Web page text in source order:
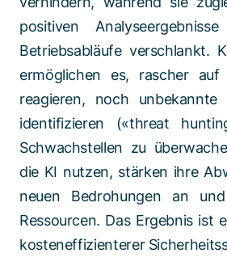
positiven
Betriebsabläufe verschlankt.
ermöglichen es, rascher
reagieren, noch unbekannte
identifizieren («threat
Schwachstellen zu
die KI nutzen, stärken ihre
neuen Bedrohungen an
Ressourcen. Das Ergebnis ist
kosteneffizienterer